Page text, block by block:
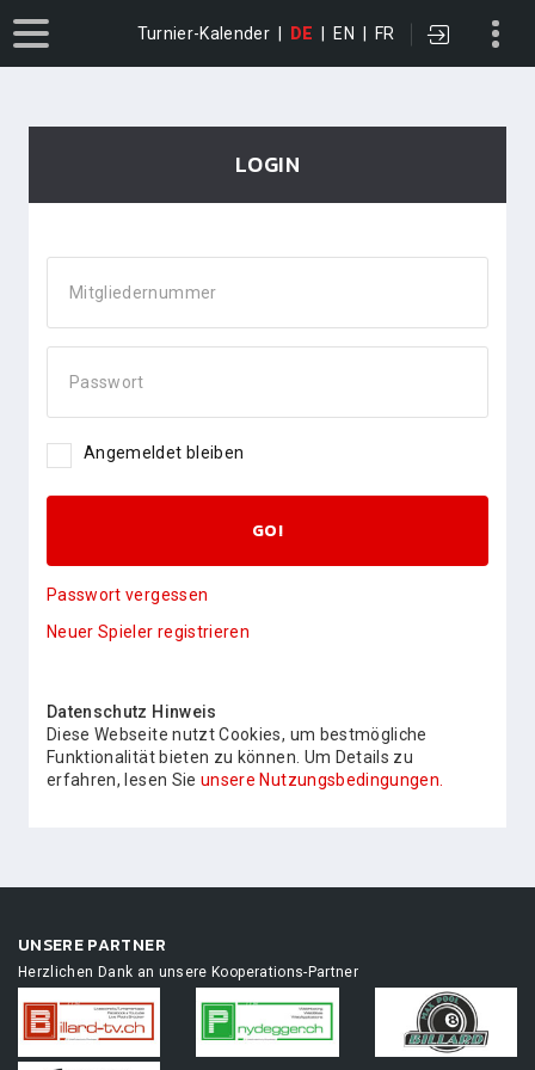
Turnier-Kalender DE EN FR
LOGIN
Mitgliedernummer
Passwort
Angemeldet bleiben
GO!
Passwort vergessen
Neuer Spieler registrieren
Datenschutz Hinweis
Diese Webseite nutzt Cookies, um bestmögliche
Funktionalität bieten zu können. Um Details zu
erfahren, lesen Sie unsere Nutzungsbedingungen.
UNSERE PARTNER
Herzlichen Dank an unsere Kooperations-Partner